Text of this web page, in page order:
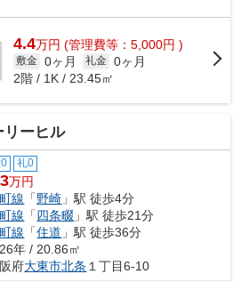
4.4万円 (管理費等：5,000円 )
敷金 0ヶ月 礼金 0ヶ月
2階 / 1K / 23.45㎡
リーヒル
礼0
万円
線 「野崎 」駅 徒歩4分
線 「四条畷 」駅 徒歩21分
線 「住道 」駅 徒歩36分
年 / 20.86㎡
府大東市北条 １丁目6-10